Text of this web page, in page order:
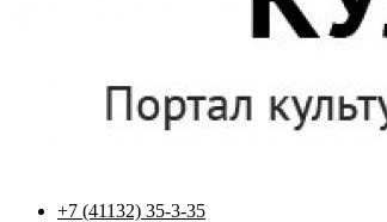
+7 (41132) 35-3-35